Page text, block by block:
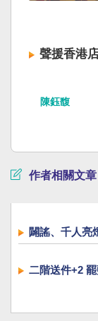
聲援香港
陳鈺馥
作者相關文章
闢謠、千人亮
二階送件+2